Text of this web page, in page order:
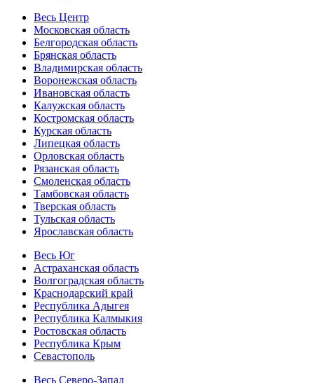
Весь Центр
Московская область
Белгородская область
Брянская область
Владимирская область
Воронежская область
Ивановская область
Калужская область
Костромская область
Курская область
Липецкая область
Орловская область
Рязанская область
Смоленская область
Тамбовская область
Тверская область
Тульская область
Ярославская область
Весь Юг
Астраханская область
Волгоградская область
Краснодарский край
Республика Адыгея
Республика Калмыкия
Ростовская область
Республика Крым
Севастополь
Весь Северо-Запад